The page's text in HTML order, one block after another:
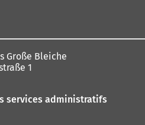
Große Bleiche
1
services administratifs